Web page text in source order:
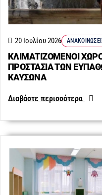
ΚΛΙΜΑΤΙΖΟΜΕΝΟΙ
ΠΡΟΣΤΑΣΙΑ ΤΩΝ
ΚΑΥΣΩΝΑ
20 Ιουλίου 2026
Διαβάστε περισσότερα